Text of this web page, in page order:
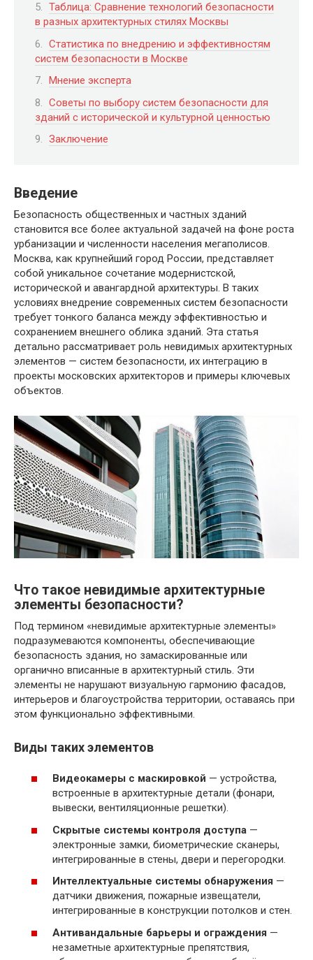
Таблица: Сравнение технологий безопасности
в разных архитектурных стилях Москвы
Статистика по внедрению и эффективностям
систем безопасности в Москве
Мнение эксперта
Советы по выбору систем безопасности для
зданий с исторической и культурной ценностью
Заключение
Введение
Безопасность общественных и частных зданий
становится все более актуальной задачей на фоне роста
урбанизации и численности населения мегаполисов.
Москва, как крупнейший город России, представляет
собой уникальное сочетание модернистской,
исторической и авангардной архитектуры. В таких
условиях внедрение современных систем безопасности
требует тонкого баланса между эффективностью и
сохранением внешнего облика зданий. Эта статья
детально рассматривает роль невидимых архитектурных
элементов — систем безопасности, их интеграцию в
проекты московских архитекторов и примеры ключевых
объектов.
Что такое невидимые архитектурные
элементы безопасности?
Под термином «невидимые архитектурные элементы»
подразумеваются компоненты, обеспечивающие
безопасность здания, но замаскированные или
органично вписанные в архитектурный стиль. Эти
элементы не нарушают визуальную гармонию фасадов,
интерьеров и благоустройства территории, оставаясь при
этом функционально эффективными.
Виды таких элементов
Видеокамеры с маскировкой — устройства,
встроенные в архитектурные детали (фонари,
вывески, вентиляционные решетки).
Скрытые системы контроля доступа —
электронные замки, биометрические сканеры,
интегрированные в стены, двери и перегородки.
Интеллектуальные системы обнаружения —
датчики движения, пожарные извещатели,
интегрированные в конструкции потолков и стен.
Антивандальные барьеры и ограждения —
незаметные архитектурные препятствия,